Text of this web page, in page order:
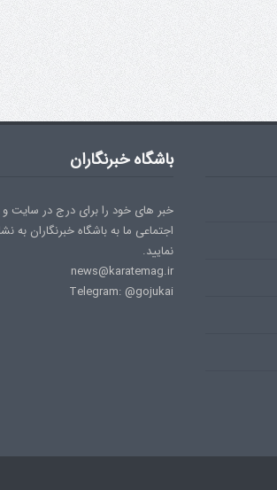
تولد کایچو سن آزمون دان
باشگاه خبرنگاران
خبر های خود را برای درج در سایت
اجتماعی ما به باشگاه خبرنگاران به
نمایید.
news@karatemag.ir
Telegram: @gojukai